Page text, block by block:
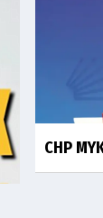
CHP